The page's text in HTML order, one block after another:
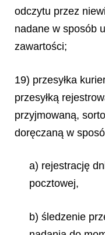
odczytu przez
nadane w sposób
zawartości;
19) przesyłka
przesyłką
przyjmowaną,
doręczaną w
a) rejestrację
pocztowej,
b) śledzenie